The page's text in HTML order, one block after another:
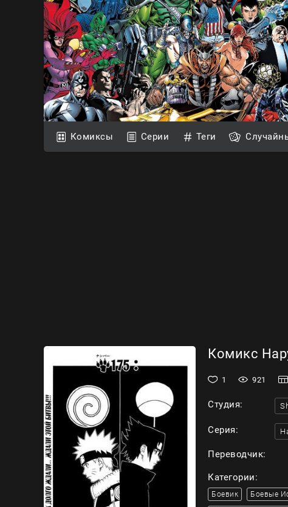
Комиксы Серии Теги
Комикс
1 921
Студия:
Серия:
Переводчик:
Категории:
Боевик Боевые